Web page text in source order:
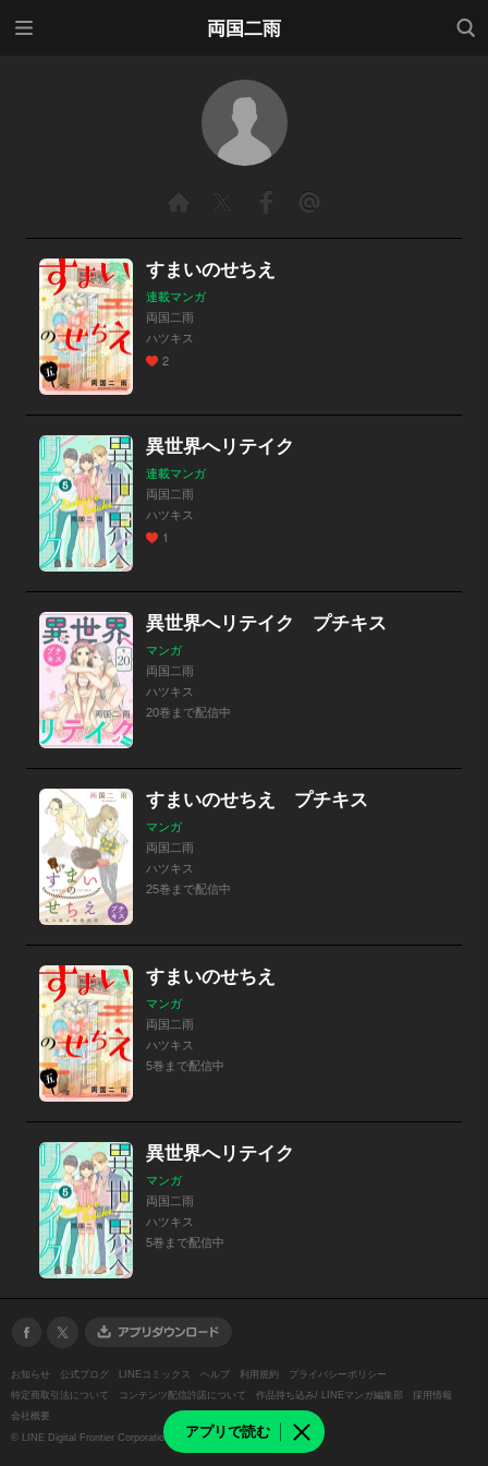
両国二雨
検索
アプリで読む
すまいのせちえ
連載マンガ
両国二雨
ハツキス
2
異世界へリテイク
連載マンガ
両国二雨
ハツキス
1
異世界へリテイク プチキス
マンガ
両国二雨
ハツキス
20巻まで配信中
すまいのせちえ プチキス
マンガ
両国二雨
ハツキス
25巻まで配信中
すまいのせちえ
マンガ
両国二雨
ハツキス
5巻まで配信中
異世界へリテイク
マンガ
両国二雨
ハツキス
5巻まで配信中
お知らせ 公式ブログ LINEコミックス ヘルプ 利用規約
プライバシーポリシー
特定商取引法について
コンテンツ配信許諾について 作品持ち込み/ LINEマンガ編集部
採用情報
会社概要
© LINE Digital Frontier Corporation